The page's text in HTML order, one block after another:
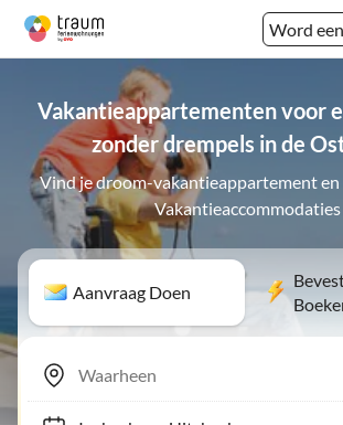
Word
Vakantieappartementen voor
zonder drempels in de
Vind je droom-vakantieappartement en
Vakantieaccommodaties
Aanvraag Doen